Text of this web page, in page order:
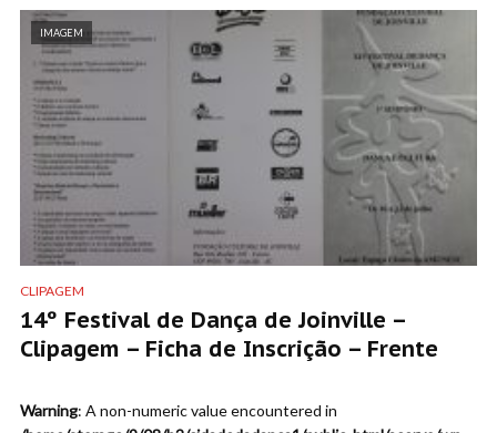
IMAGEM
CLIPAGEM
14º Festival de Dança de Joinville –
Clipagem – Ficha de Inscrição – Frente
Warning: A non-numeric value encountered in